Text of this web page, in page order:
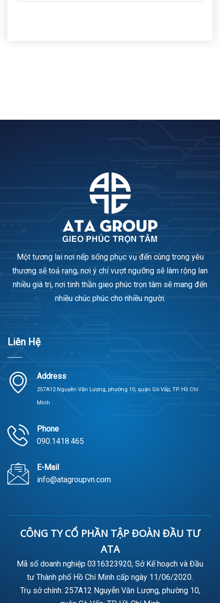
Một tương lai nơi nếp sống phục vụ đến cùng trong yêu
thương sẽ toả rạng, nơi ý chí vượt ngưỡng sẽ làm rộng lan
nhiều giá trị, nơi tinh thần gieo phúc trọn tâm sẽ mang đến
nhiều chúc phúc cho nhiều người.
Liên Hệ
Address
257A12 Nguyễn Văn Lượng, phường 10, quận Gò Vấp, TP. Hồ Chí
Minh
Phone
090.1418.465
E-Mail
info@atagroupvn.com
CÔNG TY CỔ PHẦN TẬP ĐOÀN ĐẦU TƯ
ATA
Mã số doanh nghiệp 0316323920, Sở Kế hoạch và Đầu
tư Thành phố Hồ Chí Minh cấp ngày 11/06/2020.
Trụ sở chính: 257A12 Nguyễn Văn Lượng, phường 10,